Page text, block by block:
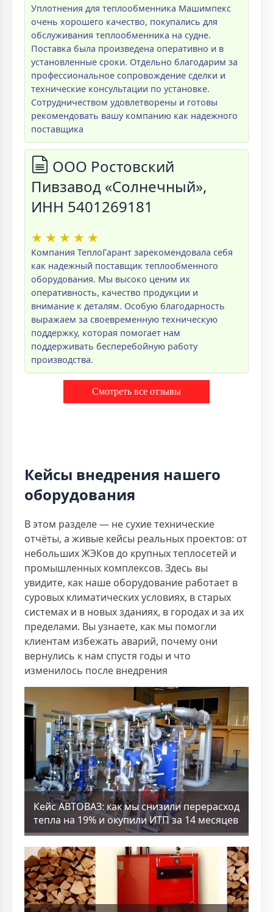
Уплотнения для теплообменника Машимпекс
очень хорошего качество, покупались для
обслуживания теплообменника на судне.
Поставка была произведена оперативно и в
установленные сроки. Отдельно благодарим за
профессиональное сопровождение сделки и
технические консультации по установке.
Сотрудничеством удовлетворены и готовы
рекомендовать вашу компанию как надежного
поставщика
ООО Ростовский
Пивзавод «Солнечный»,
ИНН 5401269181
★ ★ ★ ★ ★
Компания ТеплоГарант зарекомендовала себя
как надежный поставщик теплообменного
оборудования. Мы высоко ценим их
оперативность, качество продукции и
внимание к деталям. Особую благодарность
выражаем за своевременную техническую
поддержку, которая помогает нам
поддерживать бесперебойную работу
производства.
Смотреть все отзывы
Кейсы внедрения нашего
оборудования
В этом разделе — не сухие технические
отчёты, а живые кейсы реальных проектов: от
небольших ЖЭКов до крупных теплосетей и
промышленных комплексов. Здесь вы
увидите, как наше оборудование работает в
суровых климатических условиях, в старых
системах и в новых зданиях, в городах и за их
пределами. Вы узнаете, как мы помогли
клиентам избежать аварий, почему они
вернулись к нам спустя годы и что
изменилось после внедрения
Кейс АВТОВАЗ: как мы снизили перерасход
тепла на 19% и окупили ИТП за 14 месяцев